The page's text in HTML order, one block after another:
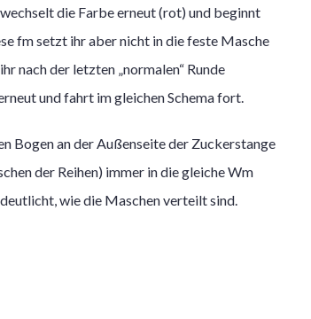
die Farbe erneut (rot) und beginnt
fm setzt ihr aber nicht in die feste Masche
nach der letzten „normalen“ Runde
und fahrt im gleichen Schema fort.
Bogen an der Außenseite der Zuckerstange
der Reihen) immer in die gleiche Wm
wie die Maschen verteilt sind.